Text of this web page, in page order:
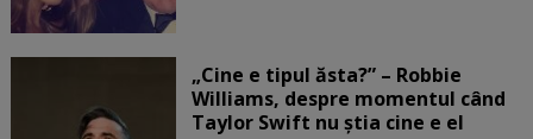
„Cine e tipul ăsta?” – Robbie
Williams, despre momentul când
Taylor Swift nu știa cine e el